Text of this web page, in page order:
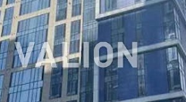
аптеки, в пешей
с домом лес и 4 озера, в 5
Развитая транспортная
метро Видубичи 2 остановки
Демеевская, Лыбидская- 15
гараж. Квартира